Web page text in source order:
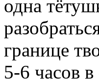
одна
границе
5-6 часов